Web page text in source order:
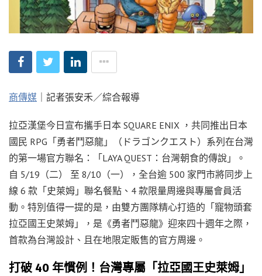
商傳媒 ｜記者張安禾／綜合報導
拉亞漢堡今日宣布攜手日本 SQUARE ENIX ，共同推出日本
國民 RPG「勇者鬥惡龍」（ドラゴンクエスト）系列在台灣
的第一場官方聯名：「LAYA QUEST：台灣朝食的傳說」。
自 5/19（二） 至 8/10（一），全台逾 500 家門市將同步上
線 6 款「史萊姆」聯名餐點、4 款限量周邊與專屬會員活
動。特別值得一提的是，由雙方團隊精心打造的「寵物頭套
拉亞國王史萊姆」，是《勇者鬥惡龍》迎來四十週年之際，
首款為台灣設計、且在地限定販售的官方周邊。
打破 40 年慣例！台灣專屬「拉亞國王史萊姆」